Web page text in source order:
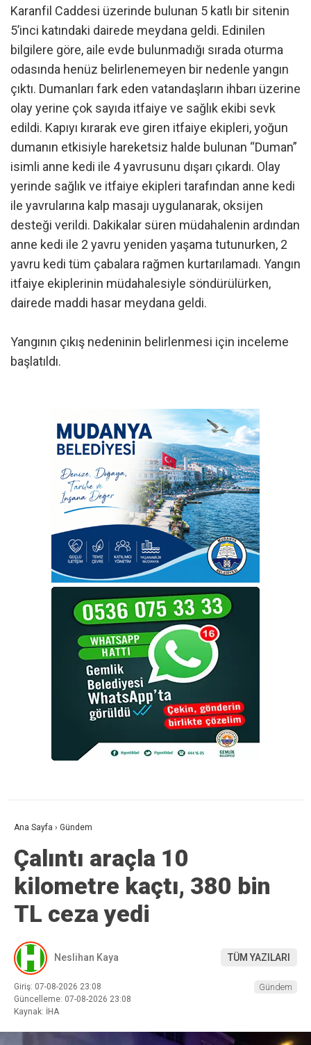
Karanfil Caddesi üzerinde bulunan 5 katlı bir sitenin
5’inci katındaki dairede meydana geldi. Edinilen
bilgilere göre, aile evde bulunmadığı sırada oturma
odasında henüz belirlenemeyen bir nedenle yangın
çıktı. Dumanları fark eden vatandaşların ihbarı üzerine
olay yerine çok sayıda itfaiye ve sağlık ekibi sevk
edildi. Kapıyı kırarak eve giren itfaiye ekipleri, yoğun
dumanın etkisiyle hareketsiz halde bulunan “Duman”
isimli anne kedi ile 4 yavrusunu dışarı çıkardı. Olay
yerinde sağlık ve itfaiye ekipleri tarafından anne kedi
ile yavrularına kalp masajı uygulanarak, oksijen
desteği verildi. Dakikalar süren müdahalenin ardından
anne kedi ile 2 yavru yeniden yaşama tutunurken, 2
yavru kedi tüm çabalara rağmen kurtarılamadı. Yangın
itfaiye ekiplerinin müdahalesiyle söndürülürken,
dairede maddi hasar meydana geldi.
Yangının çıkış nedeninin belirlenmesi için inceleme
başlatıldı.
Ana Sayfa › Gündem
Çalıntı araçla 10
kilometre kaçtı, 380 bin
TL ceza yedi
Neslihan Kaya TÜM YAZILARI
Giriş: 07-08-2026 23:08
Güncelleme: 07-08-2026 23:08
Kaynak: İHA
Gündem